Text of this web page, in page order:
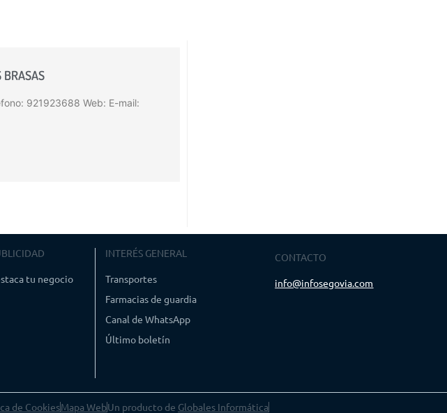
BRASAS
921923688 Web: E-mail:
tu negocio
INTERÉS GENERAL
Transportes
Farmacias de guardia
Canal de WhatsApp
Último boletín
CONTACTO
info@infosegovia.com
de CookiesMapa WebUn producto de Globales Informática